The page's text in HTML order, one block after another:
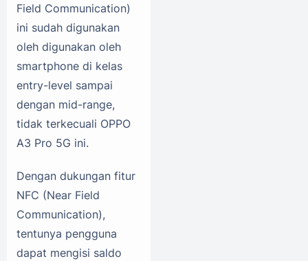
Field Communication)
ini sudah digunakan
oleh digunakan oleh
smartphone di kelas
entry-level sampai
dengan mid-range,
tidak terkecuali OPPO
A3 Pro 5G ini.
Dengan dukungan fitur
NFC (Near Field
Communication),
tentunya pengguna
dapat mengisi saldo